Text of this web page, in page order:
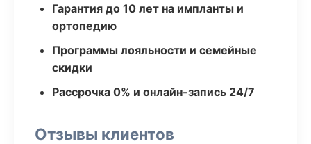
Гарантия до 10 лет на импланты и
ортопедию
Программы лояльности и семейные
скидки
Рассрочка 0% и онлайн-запись 24/7
Отзывы клиентов